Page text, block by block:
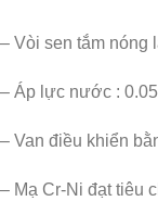
– Vòi sen tắm nóng
– Áp lực nước :
– Van điều
– Mạ Cr-Ni đạt tiêu